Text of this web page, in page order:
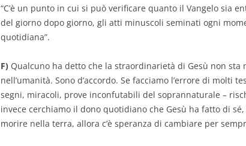
“C’è un punto in cui si può verificare quanto il Vangelo sia
del giorno dopo giorno, gli atti minuscoli seminati ogni
quotidiana”.
F) Qualcuno ha detto che la straordinarietà di Gesù non sta
nell’umanità. Sono d’accordo. Se facciamo l’errore di molti
segni, miracoli, prove inconfutabili del soprannaturale –
invece cerchiamo il dono quotidiano che Gesù ha fatto di
morire nella terra, allora c’è speranza di cambiare per